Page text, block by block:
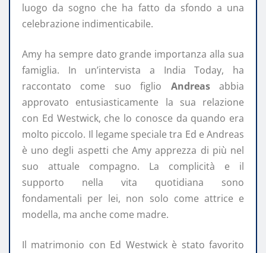
luogo da sogno che ha fatto da sfondo a una
celebrazione indimenticabile.
Amy ha sempre dato grande importanza alla sua
famiglia. In un’intervista a India Today, ha
raccontato come suo figlio Andreasabbia
approvato entusiasticamente la sua relazione
con Ed Westwick, che lo conosce da quando era
molto piccolo. Il legame speciale tra Ed e Andreas
è uno degli aspetti che Amy apprezza di più nel
suo attuale compagno. La complicità e il
supporto nella vita quotidiana sono
fondamentali per lei, non solo come attrice e
modella, ma anche come madre.
Il matrimonio con Ed Westwick è stato favorito